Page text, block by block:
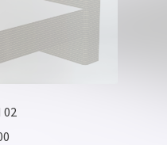
02